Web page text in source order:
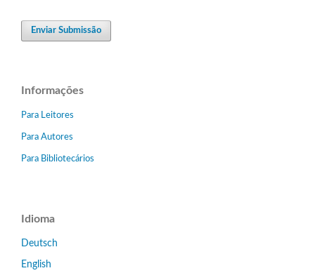
Enviar Submissão
Informações
Para Leitores
Para Autores
Para Bibliotecários
Idioma
Deutsch
English